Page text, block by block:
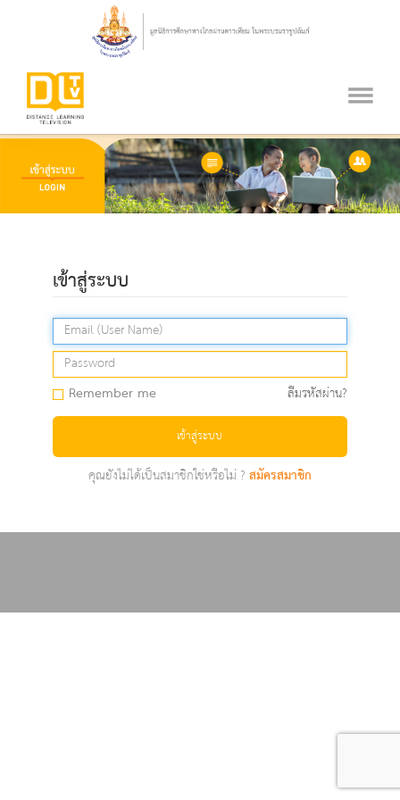
เข้าสู่ระบบ
Remember me ลืมรหัสผ่าน?
เข้าสู่ระบบ
คุณยังไม่ได้เป็นสมาชิกใช่หรือไม่ ?สมัครสมาชิก